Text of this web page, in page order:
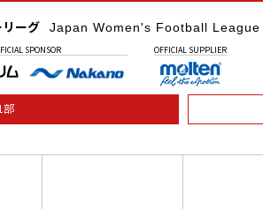
ーグ Japan Women's Football League
SPONSOR OFFICIAL SUPPLIER
部